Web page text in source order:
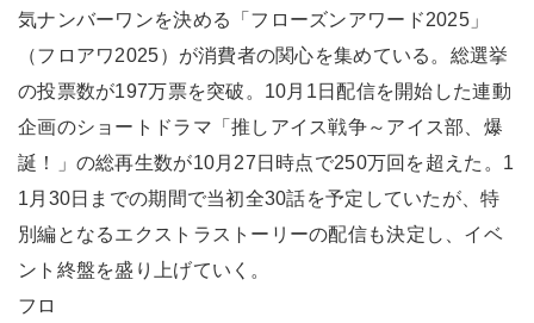
気ナンバーワンを決める「フローズンアワード2025」
（フロアワ2025）が消費者の関心を集めている。総選挙
の投票数が197万票を突破。10月1日配信を開始した連動
企画のショートドラマ「推しアイス戦争～アイス部、爆
誕！」の総再生数が10月27日時点で250万回を超えた。1
1月30日までの期間で当初全30話を予定していたが、特
別編となるエクストラストーリーの配信も決定し、イベ
ント終盤を盛り上げていく。
フロ